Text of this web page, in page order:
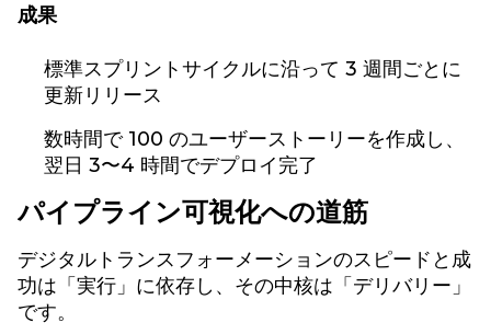
成果
標準スプリントサイクルに沿って 3 週間ごとに
更新リリース
数時間で 100 のユーザーストーリーを作成し、
翌日 3〜4 時間でデプロイ完了
パイプライン可視化への道筋
デジタルトランスフォーメーションのスピードと成
功は「実行」に依存し、その中核は「デリバリー」
です。